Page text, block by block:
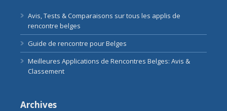
Avis, Tests & Comparaisons sur tous les applis de
rencontre belges
Guide de rencontre pour Belges
Meilleures Applications de Rencontres Belges: Avis &
Classement
Archives